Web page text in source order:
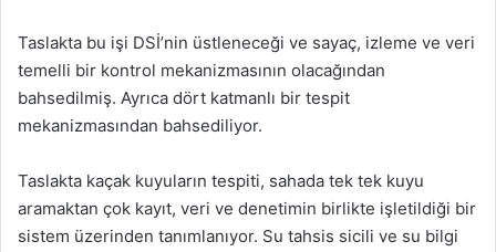
Taslakta bu işi DSİ’nin üstleneceği ve sayaç, izleme ve veri
temelli bir kontrol mekanizmasının olacağından
bahsedilmiş. Ayrıca dört katmanlı bir tespit
mekanizmasından bahsediliyor.
Taslakta kaçak kuyuların tespiti, sahada tek tek kuyu
aramaktan çok kayıt, veri ve denetimin birlikte işletildiği bir
sistem üzerinden tanımlanıyor. Su tahsis sicili ve su bilgi